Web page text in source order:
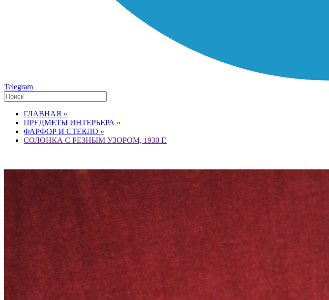
Telegram
ГЛАВНАЯ »
ПРЕДМЕТЫ ИНТЕРЬЕРА »
ФАРФОР И СТЕКЛО »
СОЛОНКА С РЕЗНЫМ УЗОРОМ, 1930 Г.